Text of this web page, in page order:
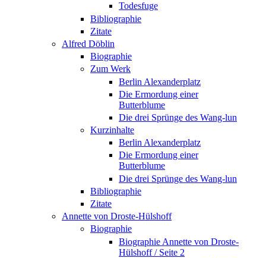
Todesfuge
Bibliographie
Zitate
Alfred Döblin
Biographie
Zum Werk
Berlin Alexanderplatz
Die Ermordung einer
Butterblume
Die drei Sprünge des Wang-lun
Kurzinhalte
Berlin Alexanderplatz
Die Ermordung einer
Butterblume
Die drei Sprünge des Wang-lun
Bibliographie
Zitate
Annette von Droste-Hülshoff
Biographie
Biographie Annette von Droste-
Hülshoff / Seite 2